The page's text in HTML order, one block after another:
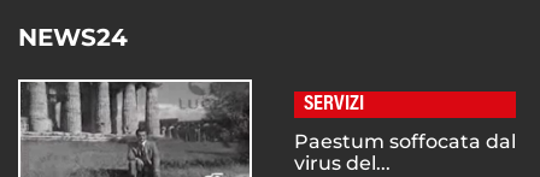
NEWS24
SERVIZI
Paestum soffocata dal
virus del...